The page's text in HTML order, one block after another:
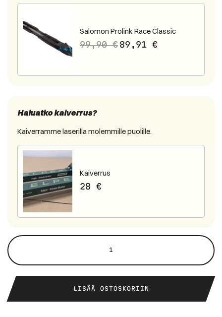
Salomon Prolink Race Classic
99,90€ 89,91 €
Haluatko kaiverrus?
Kaiverramme laserilla molemmille puolille.
Kaiverrus
28 €
Junior
määrä
LISÄÄ OSTOSKORIIN